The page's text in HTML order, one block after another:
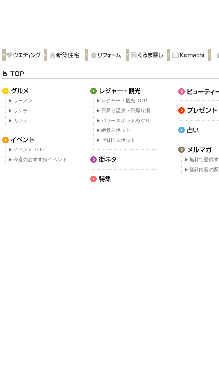
ラーメン
ランチ
カフェ
イベント TOP
今週のおすすめイベント
レジャー・観光 TOP
日帰り温泉・日帰り湯
パワースポットめぐり
絶景スポット
ゼロ円スポット
無料で登録
登録内容の